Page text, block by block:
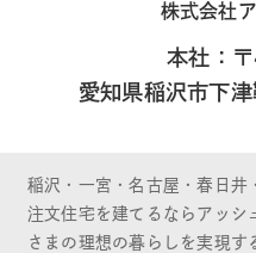
株式会社
本社：
愛知県稲沢市下
稲沢・一宮・名古屋・春日井
注文住宅を建てるならアッシ
さまの理想の暮らしを実現